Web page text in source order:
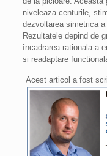
niveleaza centurile,
dezvoltarea simetrica
Rezultatele depind de
încadrarea rationala a
si readaptare
Acest articol a fost